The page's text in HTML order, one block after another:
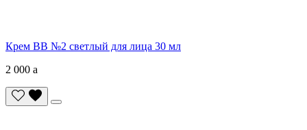
Крем ВВ №2 светлый для лица 30 мл
2 000 a